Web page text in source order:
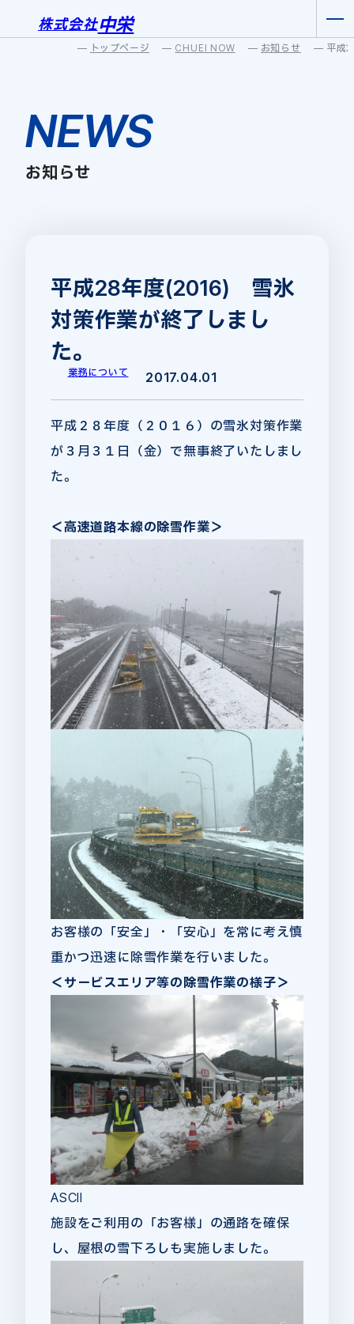
株式会社中栄
トップページ CHUEI NOW お知らせ
NEWS
お知らせ
平成28年度(2016) 雪氷
対策作業が終了しまし
た。
業務について 2017.04.01
平成２８年度（２０１６）の雪氷対策作業
が３月３１日（金）で無事終了いたしまし
た。
＜高速道路本線の除雪作業＞
お客様の「安全」・「安心」を常に考え慎
重かつ迅速に除雪作業を行いました。
＜サービスエリア等の除雪作業の様子＞
ASCII
施設をご利用の「お客様」の通路を確保
し、屋根の雪下ろしも実施しました。